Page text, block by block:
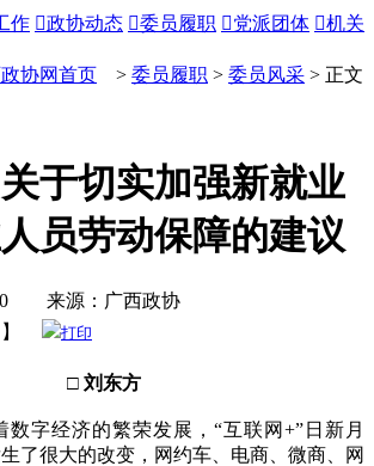
作 政协动态 委员履职 党派团体 机关
协网首页 > 委员履职 > 委员风采 > 正文
于切实加强新就业
员劳动保障的建议
来源：广西政协
】 打印
□ 刘东方
经济的繁荣发展，“互联网+”日新月
了很大的改变，网约车、电商、微商、网